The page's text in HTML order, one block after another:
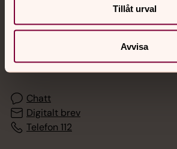
Tillåt urval
Avvisa
Jourhavande präst
Akut samtals- och krisstöd. Prata
med en präst på kvällar och nätter.
Chatt
Digitalt brev
Telefon 112